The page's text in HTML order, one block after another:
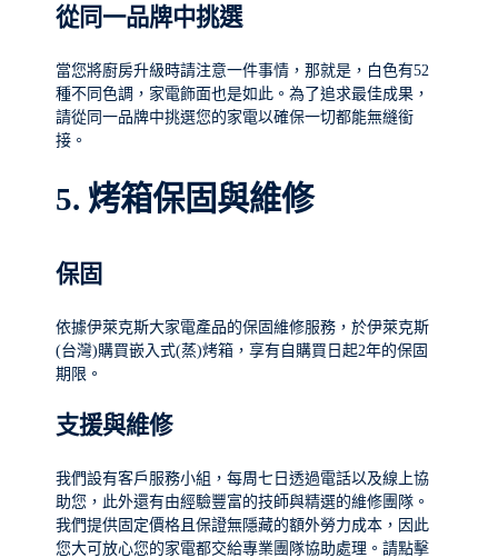
從同一品牌中挑選
當您將廚房升級時請注意一件事情，那就是，白色有52
種不同色調，家電飾面也是如此。為了追求最佳成果，
請從同一品牌中挑選您的家電以確保一切都能無縫銜
接。
5. 烤箱保固與維修
保固
依據伊萊克斯大家電產品的保固維修服務，於伊萊克斯
(台灣)購買嵌入式(蒸)烤箱，享有自購買日起2年的保固
期限。
支援與維修
我們設有客戶服務小組，每周七日透過電話以及線上協
助您，此外還有由經驗豐富的技師與精選的維修團隊。
我們提供固定價格且保證無隱藏的額外勞力成本，因此
您大可放心您的家電都交給專業團隊協助處理。請點擊